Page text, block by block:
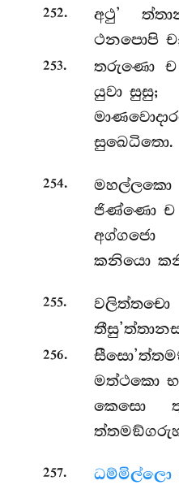
252.
අථු’
ථනපොපි
253.
තරුණො ච
යුවා සුසු;
සුඛෙධිතො.
254.
ජිණ්ණො ච
අග්ගජො
කනියො
255.
256.
මත්ථකො
කෙසො
257. ධම්මිල්ලො